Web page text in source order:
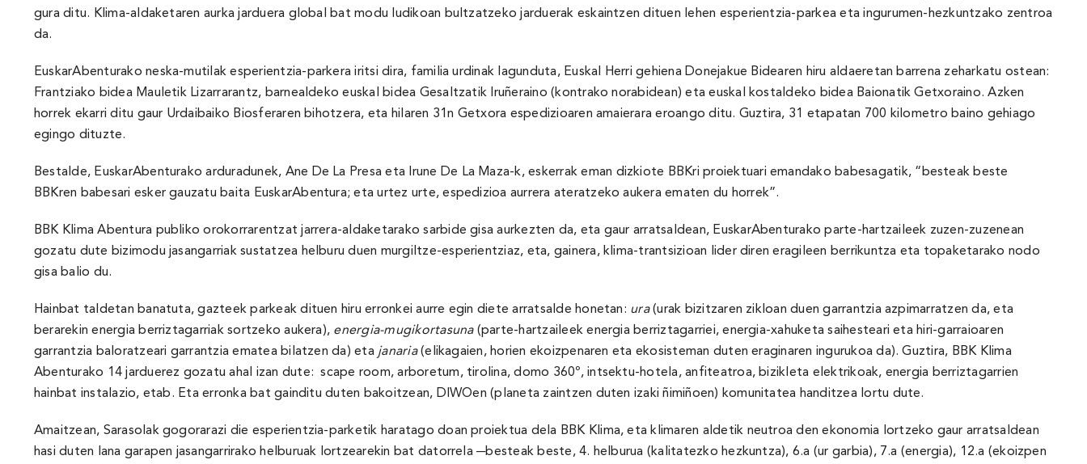
gura ditu. Klima-aldaketaren aurka jarduera global bat modu ludikoan bultzatzeko jarduerak eskaintzen dituen lehen esperientzia-parkea eta ingurumen-hezkuntzako zentroa
da.
EuskarAbenturako neska-mutilak esperientzia-parkera iritsi dira, familia urdinak lagunduta, Euskal Herri gehiena Donejakue Bidearen hiru aldaeretan barrena zeharkatu ostean:
Frantziako bidea Mauletik Lizarrarantz, barnealdeko euskal bidea Gesaltzatik Iruñeraino (kontrako norabidean) eta euskal kostaldeko bidea Baionatik Getxoraino. Azken
horrek ekarri ditu gaur Urdaibaiko Biosferaren bihotzera, eta hilaren 31n Getxora espedizioaren amaierara eroango ditu. Guztira, 31 etapatan 700 kilometro baino gehiago
egingo dituzte.
Bestalde, EuskarAbenturako arduradunek, Ane De La Presa eta Irune De La Maza-k, eskerrak eman dizkiote BBKri proiektuari emandako babesagatik, “besteak beste
BBKren babesari esker gauzatu baita EuskarAbentura; eta urtez urte, espedizioa aurrera ateratzeko aukera ematen du horrek”.
BBK Klima Abentura publiko orokorrarentzat jarrera-aldaketarako sarbide gisa aurkezten da, eta gaur arratsaldean, EuskarAbenturako parte-hartzaileek zuzen-zuzenean
gozatu dute bizimodu jasangarriak sustatzea helburu duen murgiltze-esperientziaz, eta, gainera, klima-trantsizioan lider diren eragileen berrikuntza eta topaketarako nodo
gisa balio du.
Hainbat taldetan banatuta, gazteek parkeak dituen hiru erronkei aurre egin diete arratsalde honetan: ura(urak bizitzaren zikloan duen garrantzia azpimarratzen da, eta
berarekin energia berriztagarriak sortzeko aukera), energia-mugikortasuna(parte-hartzaileek energia berriztagarriei, energia-xahuketa saihesteari eta hiri-garraioaren
garrantzia baloratzeari garrantzia ematea bilatzen da) eta janaria(elikagaien, horien ekoizpenaren eta ekosisteman duten eraginaren ingurukoa da). Guztira, BBK Klima
Abenturako 14 jarduerez gozatu ahal izan dute: scape room, arboretum, tirolina, domo 360º, intsektu-hotela, anfiteatroa, bizikleta elektrikoak, energia berriztagarrien
hainbat instalazio, etab. Eta erronka bat gainditu duten bakoitzean, DIWOen (planeta zaintzen duten izaki ñimiñoen) komunitatea handitzea lortu dute.
Amaitzean, Sarasolak gogorarazi die esperientzia-parketik haratago doan proiektua dela BBK Klima, eta klimaren aldetik neutroa den ekonomia lortzeko gaur arratsaldean
hasi duten lana garapen jasangarrirako helburuak lortzearekin bat datorrela ─besteak beste, 4. helburua (kalitatezko hezkuntza), 6.a (ur garbia), 7.a (energia), 12.a (ekoizpen